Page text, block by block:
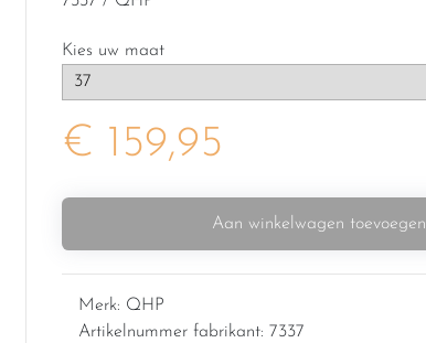
Kies uw maat
€ 159,95
Aan winkelwagen toevoegen
Merk: QHP
Artikelnummer fabrikant: 7337